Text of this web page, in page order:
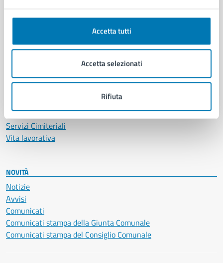
Accetta tutti
Accetta selezionati
Rifiuta
Ambiente
Autorizzazioni
Cultura e tempo libero
Documenti e certificati
Educazione e formazione
Salute, benessere e assistenza
Servizi Cimiteriali
Vita lavorativa
NOVITÀ
Notizie
Avvisi
Comunicati
Comunicati stampa della Giunta Comunale
Comunicati stampa del Consiglio Comunale